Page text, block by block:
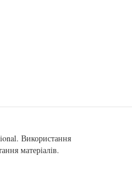
. Використання
матеріалів.